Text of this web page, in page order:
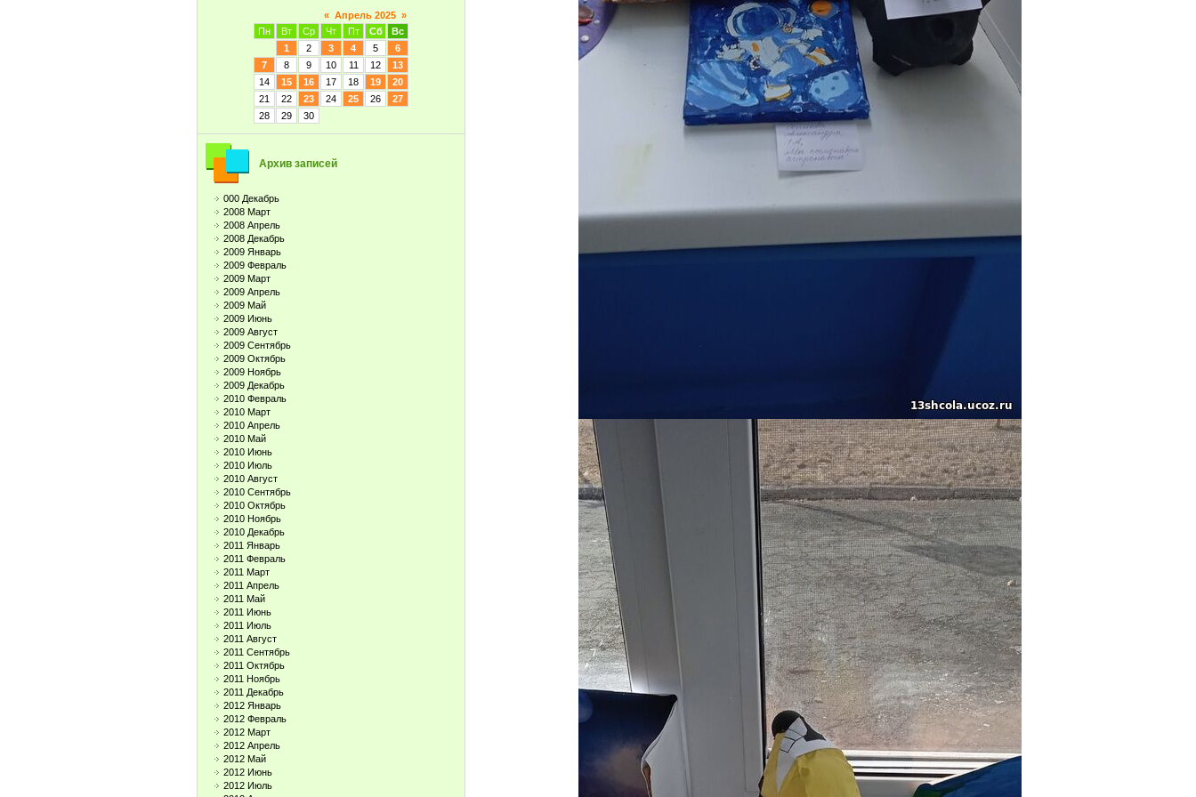
« Апрель 2025 »
Пн
Вт Ср Чт Пт Сб
Вс
1
2 3 4 5
6
7
8 9 10 11 12
13
14
15 16 17 18 19
20
21
22 23 24 25 26
27
28
29 30
Архив записей
000 Декабрь
2008 Март
2008 Апрель
2008 Декабрь
2009 Январь
2009 Февраль
2009 Март
2009 Апрель
2009 Май
2009 Июнь
2009 Август
2009 Сентябрь
2009 Октябрь
2009 Ноябрь
2009 Декабрь
2010 Февраль
2010 Март
2010 Апрель
2010 Май
2010 Июнь
2010 Июль
2010 Август
2010 Сентябрь
2010 Октябрь
2010 Ноябрь
2010 Декабрь
2011 Январь
2011 Февраль
2011 Март
2011 Апрель
2011 Май
2011 Июнь
2011 Июль
2011 Август
2011 Сентябрь
2011 Октябрь
2011 Ноябрь
2011 Декабрь
2012 Январь
2012 Февраль
2012 Март
2012 Апрель
2012 Май
2012 Июнь
2012 Июль